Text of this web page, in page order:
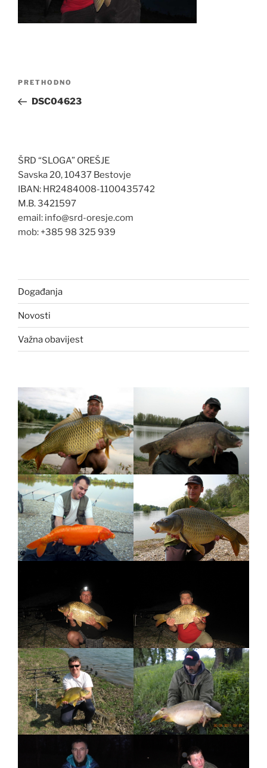
Navigacija
Prethodna
objava
PRETHODNO
DSC04623
ŠRD “SLOGA” OREŠJE
Savska 20, 10437 Bestovje
IBAN: HR2484008-1100435742
M.B. 3421597
email: info@srd-oresje.com
mob: +385 98 325 939
Događanja
Novosti
Važna obavijest